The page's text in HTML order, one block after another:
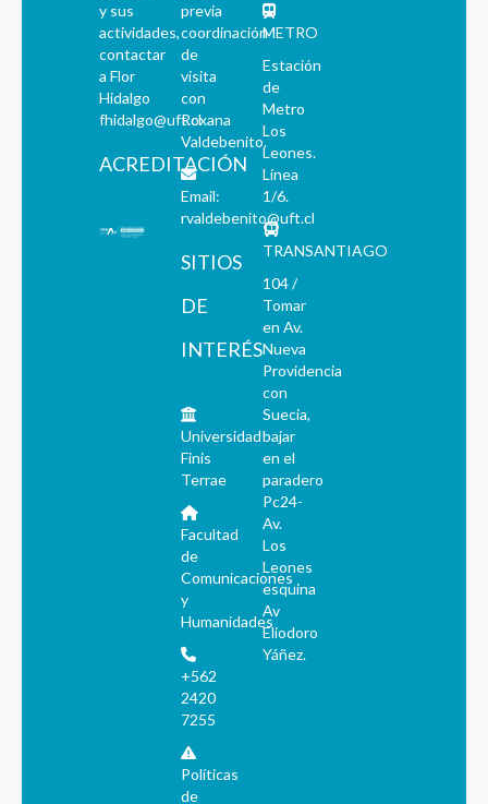
y sus
actividades,
contactar
a Flor
Hidalgo
fhidalgo@uft.cl
ACREDITACIÓN
previa
coordinación
de
visita
con
Roxana
Valdebenito.
Email:
rvaldebenito@uft.cl
SITIOS
DE
INTERÉS
Universidad
Finis
Terrae
Facultad
de
Comunicaciones
y
Humanidades
+562
2420
7255
Políticas
de
METRO
Estación
de
Metro
Los
Leones.
Línea
1/6.
TRANSANTIAGO
104 /
Tomar
en Av.
Nueva
Providencia
con
Suecia,
bajar
en el
paradero
Pc24-
Av.
Los
Leones
esquina
Av
Eliodoro
Yáñez.